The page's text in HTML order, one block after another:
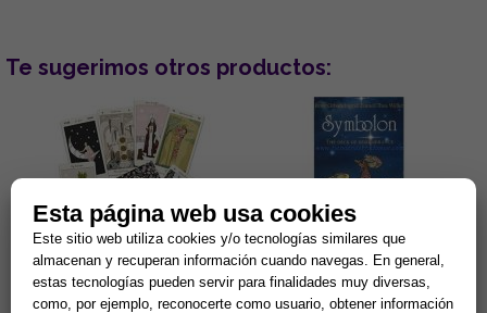
Te sugerimos otros productos:
TAROT DE CARLOTYDES
SYMBOLON TAROT - The
deck of Remembrance
Esta página web usa cookies
Este sitio web utiliza cookies y/o tecnologías similares que
almacenan y recuperan información cuando navegas. En general,
estas tecnologías pueden servir para finalidades muy diversas,
como, por ejemplo, reconocerte como usuario, obtener información